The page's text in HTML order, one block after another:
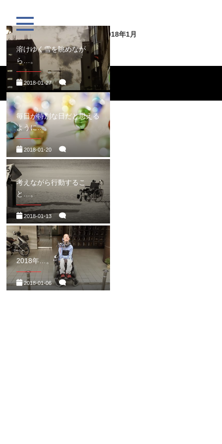
月:2018年1月
溶けゆく雪を眺めなが
ら…。
2018-01-27
毎日が特別な日だと思える
ように…。
2018-01-20
考えながら行動するこ
と…。
2018-01-13
2018年…。
2018-01-06